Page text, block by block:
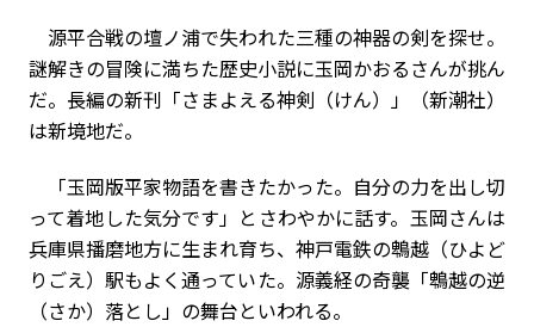
源平合戦の壇ノ浦で失われた三種の神器の剣を探せ。
謎解きの冒険に満ちた歴史小説に玉岡かおるさんが挑ん
だ。長編の新刊「さまよえる神剣（けん）」（新潮社）
は新境地だ。
「玉岡版平家物語を書きたかった。自分の力を出し切
って着地した気分です」とさわやかに話す。玉岡さんは
兵庫県播磨地方に生まれ育ち、神戸電鉄の鵯越（ひよど
りごえ）駅もよく通っていた。源義経の奇襲「鵯越の逆
（さか）落とし」の舞台といわれる。